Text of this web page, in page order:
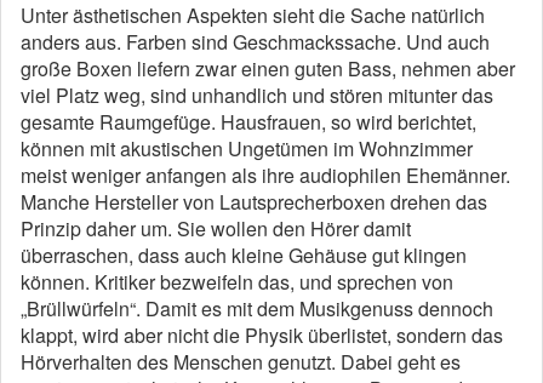
Unter ästhetischen Aspekten sieht die Sache natürlich
anders aus. Farben sind Geschmackssache. Und auch
große Boxen liefern zwar einen guten Bass, nehmen aber
viel Platz weg, sind unhandlich und stören mitunter das
gesamte Raumgefüge. Hausfrauen, so wird berichtet,
können mit akustischen Ungetümen im Wohnzimmer
meist weniger anfangen als ihre audiophilen Ehemänner.
Manche Hersteller von Lautsprecherboxen drehen das
Prinzip daher um. Sie wollen den Hörer damit
überraschen, dass auch kleine Gehäuse gut klingen
können. Kritiker bezweifeln das, und sprechen von
„Brüllwürfeln“. Damit es mit dem Musikgenuss dennoch
klappt, wird aber nicht die Physik überlistet, sondern das
Hörverhalten des Menschen genutzt. Dabei geht es